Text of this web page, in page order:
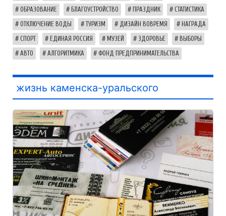
ОБРАЗОВАНИЕ БЛАГОУСТРОЙСТВО ПРАЗДНИК СТАТИСТИКА
ОТКЛЮЧЕНИЕ ВОДЫ ТУРИЗМ ДИЗАЙН ВОВРЕМЯ НАГРАДА
СПОРТ ЕДИНАЯ РОССИЯ МУЗЕЙ ЗДОРОВЬЕ ВЫБОРЫ
АВТО АЛГОРИТМИКА ФОНД ПРЕДПРИНИМАТЕЛЬСТВА
жизнь каменска-уральского